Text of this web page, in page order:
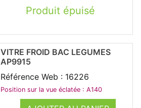
Produit épuisé
VITRE FROID BAC LEGUMES
AP9915
Référence Web : 16226
Position sur la vue éclatée : A140